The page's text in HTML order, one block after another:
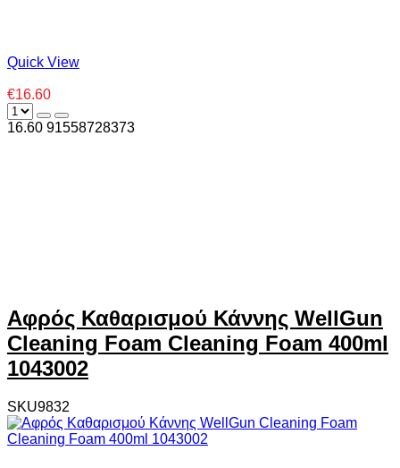
Quick View
€16.60
16.60 91558728373
Αφρός Καθαρισμού Κάννης WellGun
Cleaning Foam Cleaning Foam 400ml
1043002
SKU9832